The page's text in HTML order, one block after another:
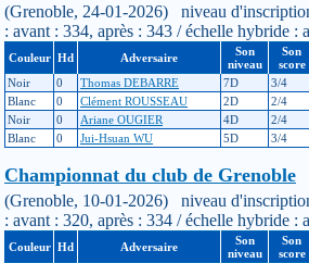
(Grenoble, 24-01-2026) niveau
: avant : 334, après : 343 / échelle hybride :
Couleur Hd Adversaire
Son
niveau
Son
score
Noir
0 Thomas DEBARRE 7D 3/4
Blanc
0 Clément ROUSSEAU 2D 2/4
Noir
0 Ariane OUGIER 4D 2/4
Blanc
0 Jui-Hsuan WU 5D 3/4
Championnat du club de Grenoble
(Grenoble, 10-01-2026) niveau
: avant : 320, après : 334 / échelle hybride :
Couleur Hd Adversaire
Son
niveau
Son
score